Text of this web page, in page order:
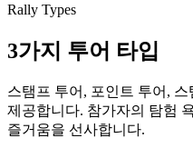
Rally Types
3가지 투어 타입
스탬프 투어, 포인트 투어,
제공합니다. 참가자의 탐험
즐거움을 선사합니다.